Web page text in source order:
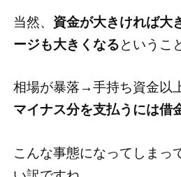
当然、 資金が大きければ大
ージも大きくなるというこ
相場が暴落→手持ち資金以
マイナス分を支払うには借
こんな事態になってしまっ